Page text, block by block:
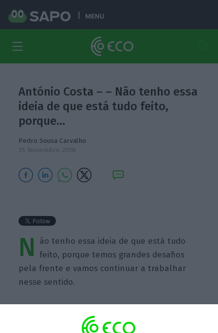
MENU
António Costa – – Não tenho essa
ideia de que está tudo feito,
porque…
Pedro Sousa Carvalho
25 Novembro 2016
N
ão tenho essa ideia de que está tudo
feito, porque temos grandes desafios
pela frente e vamos continuar a trabalhar
nesse sentido.